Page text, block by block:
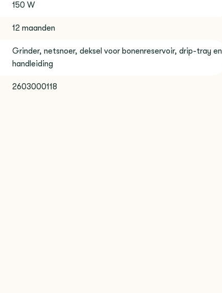
150 W
12 maanden
Grinder, netsnoer, deksel voor bonenreservoir, drip-tray en
handleiding
2603000118